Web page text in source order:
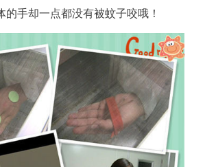
的手却一点都没有被蚊子咬哦！